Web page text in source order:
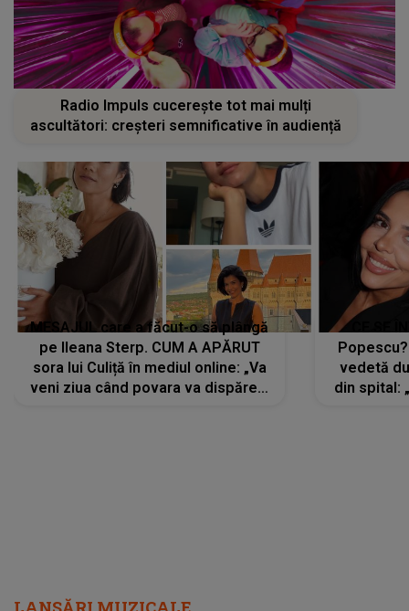
Radio Impuls cucerește tot mai mulți
ascultători: creșteri semnificative în audiență
MESAJUL care a făcut-o să plângă
pe Ileana Sterp. CUM A APĂRUT
sora lui Culiță în mediul online: „Va
veni ziua când povara va dispărea,
vedetă
din spital: